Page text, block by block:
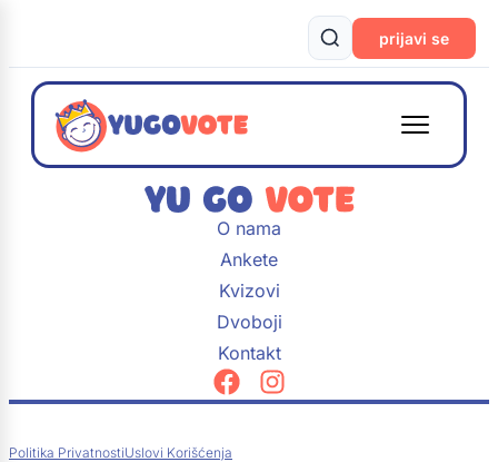
prijavi se
O nama
Ankete
Kvizovi
Dvoboji
Kontakt
Politika PrivatnostiUslovi Korišćenja